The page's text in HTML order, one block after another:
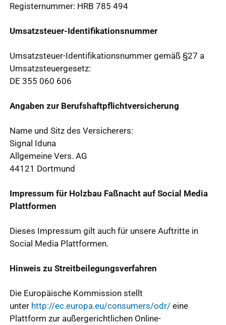
Registernummer: HRB 785 494
Umsatzsteuer-Identifikationsnummer
Umsatzsteuer-Identifikationsnummer gemäß §27 a
Umsatzsteuergesetz:
DE 355 060 606
Angaben zur Berufshaftpflichtversicherung
Name und Sitz des Versicherers:
Signal Iduna
Allgemeine Vers. AG
44121 Dortmund
Impressum für Holzbau Faßnacht auf Social Media
Plattformen
Dieses Impressum gilt auch für unsere Auftritte in
Social Media Plattformen.
Hinweis zu Streitbeilegungsverfahren
Die Europäische Kommission stellt
unter http://ec.europa.eu/consumers/odr/eine
Plattform zur außergerichtlichen Online-